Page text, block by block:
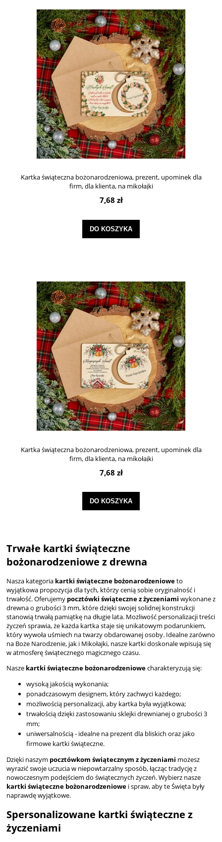
Kartka świąteczna bożonarodzeniowa, prezent, upominek dla
firm, dla klienta, na mikołajki
7,68 zł
DO KOSZYKA
Kartka świąteczna bożonarodzeniowa, prezent, upominek dla
firm, dla klienta, na mikołajki
7,68 zł
DO KOSZYKA
Trwałe kartki świąteczne
bożonarodzeniowe z drewna
Nasza kategoria kartki świąteczne bożonarodzenioweto
wyjątkowa propozycja dla tych, którzy cenią sobie oryginalność i
trwałość. Oferujemy pocztówki świąteczne z życzeniami wykonane z
drewna o grubości 3 mm, które dzięki swojej solidnej konstrukcji
stanowią trwałą pamiątkę na długie lata. Możliwość personalizacji treści
życzeń sprawia, że każda kartka staje się unikatowym podarunkiem,
który wywoła uśmiech na twarzy obdarowanej osoby. Idealne zarówno
na Boże Narodzenie, jak i Mikołajki, nasze kartki doskonale wpisują się
w atmosferę świątecznego magicznego czasu.
Nasze kartki świąteczne bożonarodzeniowecharakteryzują się:
wysoką jakością wykonania;
ponadczasowym designem, który zachwyci każdego;
możliwością personalizacji, aby kartka była wyjątkowa;
trwałością dzięki zastosowaniu sklejki drewnianej o grubości 3
mm;
uniwersalnością - idealne na prezent dla bliskich oraz jako
firmowe kartki świąteczne.
Dzięki naszym pocztówkom świątecznym z życzeniami możesz
wyrazić swoje uczucia w niepowtarzalny sposób, łącząc tradycję z
nowoczesnym podejściem do świątecznych życzeń. Wybierz nasze
kartki świąteczne bożonarodzeniowe i spraw, aby te Święta były
naprawdę wyjątkowe.
Spersonalizowane kartki świąteczne z
życzeniami